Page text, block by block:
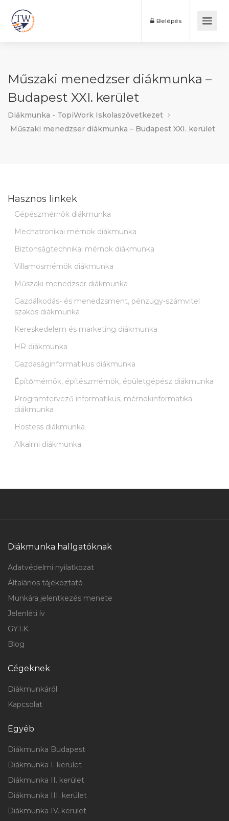
Belépés
Műszaki menedzser diákmunka –
Budapest XXI. kerület
Diákmunka - TopiWork Iskolaszövetkezet
Műszaki menedzser diákmunka – Budapest XXI. kerület
Hasznos linkek
Gépészmérnök diákmunka
Mechatronikai mérnök diákmunka
Biztonságtechnikai mérnök diákmunka
Villamosmérnök diákmunka
Műszaki menedzser diákmunka
Gazdálkodás- és menedzsment, pénzügy-számvitel
szakos diákmunka
Kereskedelem és marketing diákmunka
HR diákmunka
Gazdaságinformatikus diákmunka
Építőmérnök, építészmérnök, épületgépész diákmunka
Programtervező informatikus, mérnökinformatika
diákmunka
Hostess diákmunka
Alkalmi diákmunka
Diákmunka hallgatóknak
Adatvédelmi nyilatkozat
Általános tájékoztató
Munkára jelentkezés menete
Jelenléti ív
GY.I.K.
Blog
Cégeknek
Diákmunkáról
Kapcsolat
Egyéb
Diákmunka Budapest
Diákmunka I. kerület
Diákmunka II. kerület
Diákmunka III. kerület
Diákmunka IV. kerület